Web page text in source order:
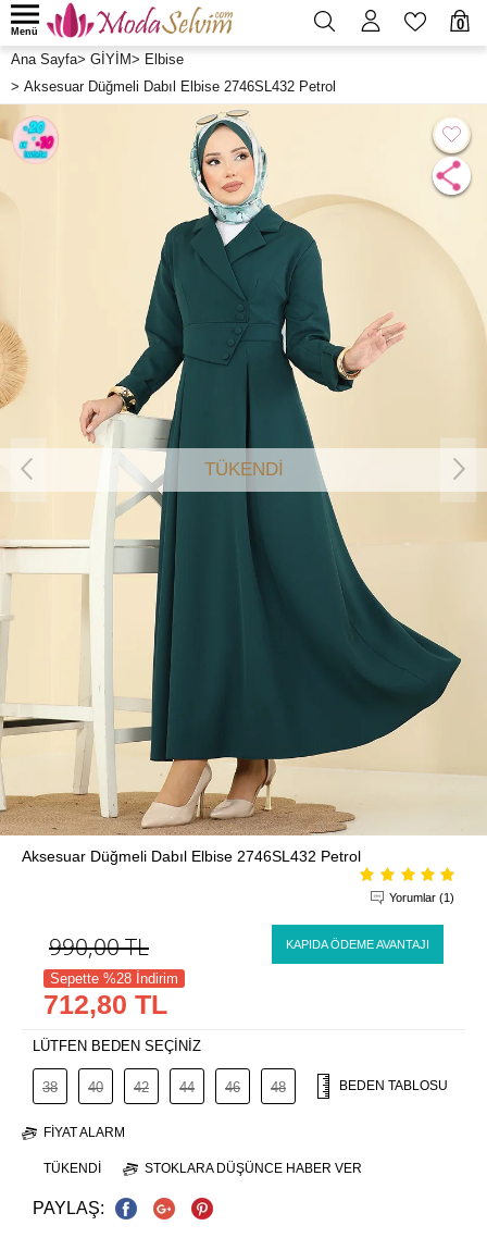
0
Menü
Ana Sayfa> GİYİM> Elbise
> Aksesuar Düğmeli Dabıl Elbise 2746SL432 Petrol
TÜKENDİ
Aksesuar Düğmeli Dabıl Elbise 2746SL432 Petrol
Yorumlar (1)
990,00TL KAPIDA ÖDEME AVANTAJI
Sepette %28 İndirim
712,80 TL
LÜTFEN BEDEN SEÇİNİZ
38 40 42 44 46 48 BEDEN TABLOSU
FIYAT ALARM
TÜKENDI STOKLARA DÜŞÜNCE HABER VER
PAYLAŞ: